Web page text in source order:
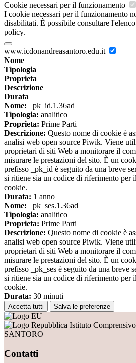
Cookie necessari per il funzionamento
I cookie necessari per il funzionamento
disabilitati. È possibile consultare
policy.
www.icdonandreasantoro.edu.it
Nome
Tipologia
Proprieta
Descrizione
Durata
Nome: _pk_id.1.36ad
Tipologia: analitico
Proprieta: Prime Parti
Descrizione: Questo nome di cookie è
analisi web open source Piwik. Viene
proprietari di siti Web a monitorare il
misurare le prestazioni del sito. È un
prefisso _pk_id è seguito da una breve
si ritiene sia un codice di riferimento per
cookie.
Durata: 1 anno
Nome: _pk_ses.1.36ad
Tipologia: analitico
Proprieta: Prime Parti
Descrizione: Questo nome di cookie è
analisi web open source Piwik. Viene
proprietari di siti Web a monitorare il
misurare le prestazioni del sito. È un
prefisso _pk_ses è seguito da una breve
si ritiene sia un codice di riferimento per
cookie.
Durata: 30 minuti
Accetta tutti Salva le preferenze
Istituto
SANTORO
Contatti